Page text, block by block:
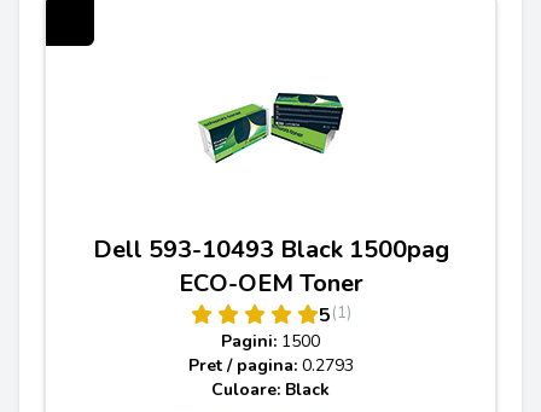
Dell 593-10493 Black 1500pag
ECO-OEM Toner
5(1)
Pagini: 1500
Pret / pagina: 0.2793
Culoare: Black